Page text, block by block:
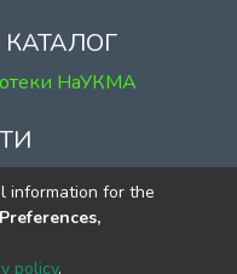
НаУКМА
Сковороди, 2
31
information for the
policy.